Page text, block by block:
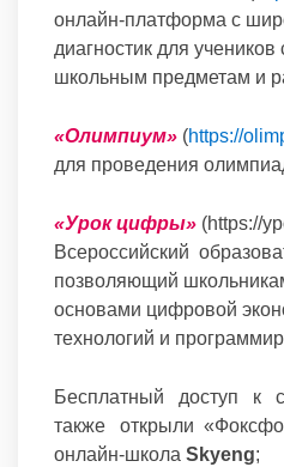
онлайн-платформа с
диагностик для учеников
школьным предметам и
«Олимпиум» (https://
для проведения
«Урок цифры» (https://
Всероссийский
позволяющий
основами цифровой
технологий и
Бесплатный доступ к
также открыли
онлайн-школа Skyeng;